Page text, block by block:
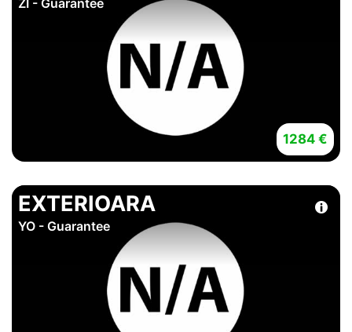
1284 €
EXTERIOARA
YO - Guarantee